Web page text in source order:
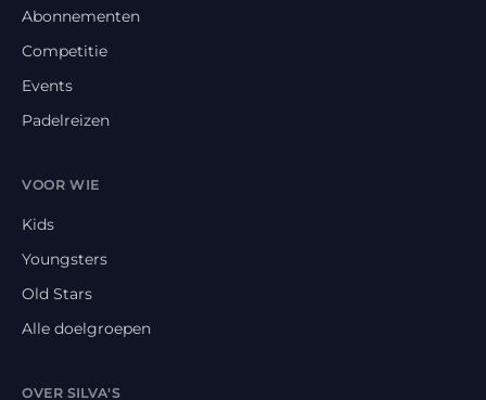
Abonnementen
Competitie
Events
Padelreizen
VOOR WIE
Kids
Youngsters
Old Stars
Alle doelgroepen
OVER SILVA'S